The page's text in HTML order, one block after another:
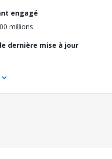
engagé
millions
dernière mise à jour